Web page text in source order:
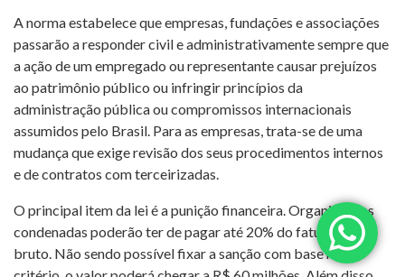
A norma estabelece que empresas, fundações e associações
passarão a responder civil e administrativamente sempre que
a ação de um empregado ou representante causar prejuízos
ao patrimônio público ou infringir princípios da
administração pública ou compromissos internacionais
assumidos pelo Brasil. Para as empresas, trata-se de uma
mudança que exige revisão dos seus procedimentos internos
e de contratos com terceirizadas.
O principal item da lei é a punição financeira. Organizações
condenadas poderão ter de pagar até 20% do faturamento
bruto. Não sendo possível fixar a sanção com base nesse